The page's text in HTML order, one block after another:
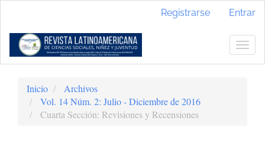
Contenido
principal
Barra
Registrarse Entrar
Inicio
Archivos
Vol. 14 Núm. 2: Julio - Diciembre de 2016
Cuarta Sección: Revisiones y Recensiones